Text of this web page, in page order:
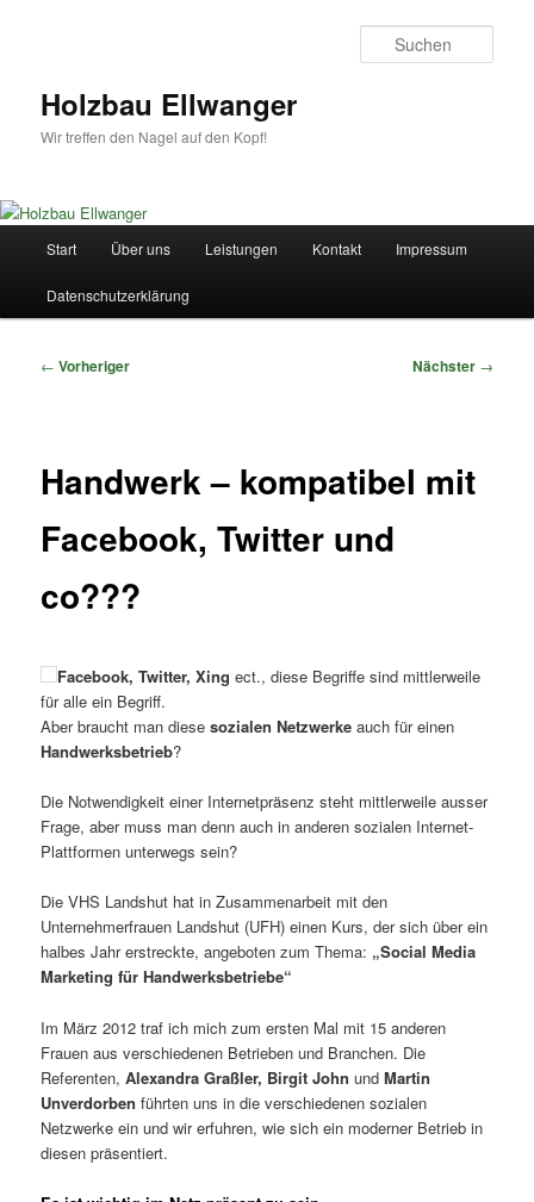
Holzbau Ellwanger
Wir treffen den Nagel auf den Kopf!
Start Über uns Leistungen Kontakt Impressum
Datenschutzerklärung
Beitragsnavigation
← Vorheriger Nächster →
Handwerk – kompatibel mit
Facebook, Twitter und
co???
Facebook, Twitter, Xing ect., diese Begriffe sind mittlerweile
für alle ein Begriff.
Aber braucht man diesesozialen Netzwerke auch für einen
Handwerksbetrieb?
Die Notwendigkeit einer Internetpräsenz steht mittlerweile ausser
Frage, aber muss man denn auch in anderen sozialen Internet-
Plattformen unterwegs sein?
Die VHS Landshut hat in Zusammenarbeit mit den
Unternehmerfrauen Landshut (UFH) einen Kurs, der sich über ein
halbes Jahr erstreckte, angeboten zum Thema: „Social Media
Marketing für Handwerksbetriebe“
Im März 2012 traf ich mich zum ersten Mal mit 15 anderen
Frauen aus verschiedenen Betrieben und Branchen. Die
Referenten,Alexandra Graßler, Birgit John und Martin
Unverdorben führten uns in die verschiedenen sozialen
Netzwerke ein und wir erfuhren, wie sich ein moderner Betrieb in
diesen präsentiert.